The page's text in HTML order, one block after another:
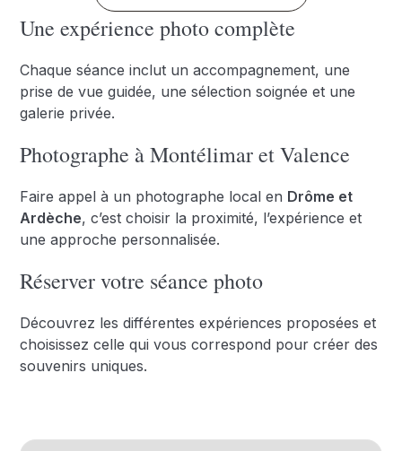
Une expérience photo complète
Chaque séance inclut un accompagnement, une
prise de vue guidée, une sélection soignée et une
galerie privée.
Photographe à Montélimar et Valence
Faire appel à un photographe local en Drôme et
Ardèche, c’est choisir la proximité, l’expérience et
une approche personnalisée.
Réserver votre séance photo
Découvrez les différentes expériences proposées et
choisissez celle qui vous correspond pour créer des
souvenirs uniques.